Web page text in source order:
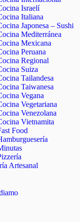
Israelí
Italiana
Japonesa – Sushi
Mediterránea
Mexicana
Peruana
Regional
Suiza
Tailandesa
Taiwanesa
Vegana
Vegetariana
Venezolana
Vietnamita
Food
Artesanal